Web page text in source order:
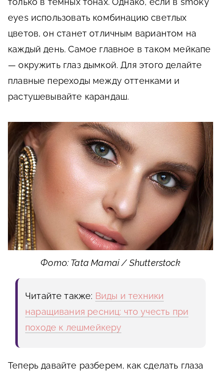
eyes использовать комбинацию светлых
цветов, он станет отличным вариантом на
каждый день. Самое главное в таком мейкапе
— окружить глаз дымкой. Для этого делайте
плавные переходы между оттенками и
растушевывайте карандаш.
Фото: Tata Mamai / Shutterstock
Читайте также: Виды и техники
наращивания ресниц: что учесть при
походе к лешмейкеру
Теперь давайте разберем, как сделать глаза